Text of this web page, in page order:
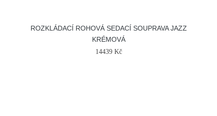
ROZKLÁDACÍ ROHOVÁ SEDACÍ SOUPRAVA JAZZ
KRÉMOVÁ
14439 Kč